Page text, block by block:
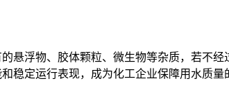
悬浮物、胶体颗粒、微生物等杂质，若不
稳定运行表现，成为化工企业保障用水质量